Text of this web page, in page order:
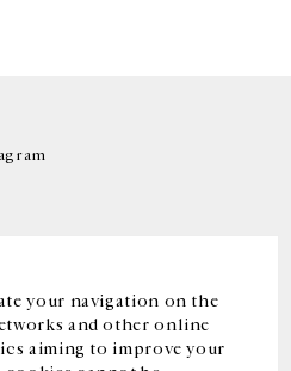
your navigation on the
and other online
aiming to improve your